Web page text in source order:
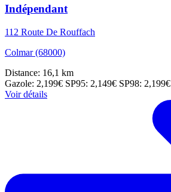
Indépendant
112 Route De Rouffach
Colmar (68000)
Distance: 16,1 km
Gazole: 2,199€ SP95: 2,149€ SP98: 2,199€
Voir détails